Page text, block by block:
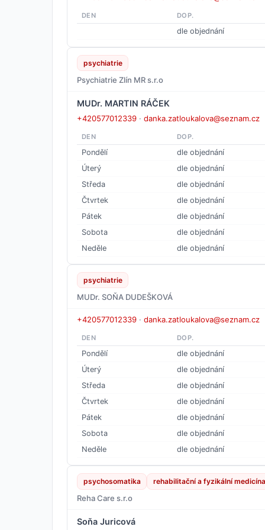
DEN DOP.
dle objednání
psychiatrie
Psychiatrie Zlín MR s.r.o
MUDr. MARTIN RÁČEK
+420577012339 · danka.zatloukalova@seznam.cz
DEN DOP.
Pondělí
dle objednání
Úterý
dle objednání
Středa
dle objednání
Čtvrtek
dle objednání
Pátek
dle objednání
Sobota
dle objednání
Neděle
dle objednání
psychiatrie
MUDr. SOŇA DUDEŠKOVÁ
+420577012339 · danka.zatloukalova@seznam.cz
DEN DOP.
Pondělí
dle objednání
Úterý
dle objednání
Středa
dle objednání
Čtvrtek
dle objednání
Pátek
dle objednání
Sobota
dle objednání
Neděle
dle objednání
psychosomatika rehabilitační a fyzikální medicína
Reha Care s.r.o
Soňa Juricová